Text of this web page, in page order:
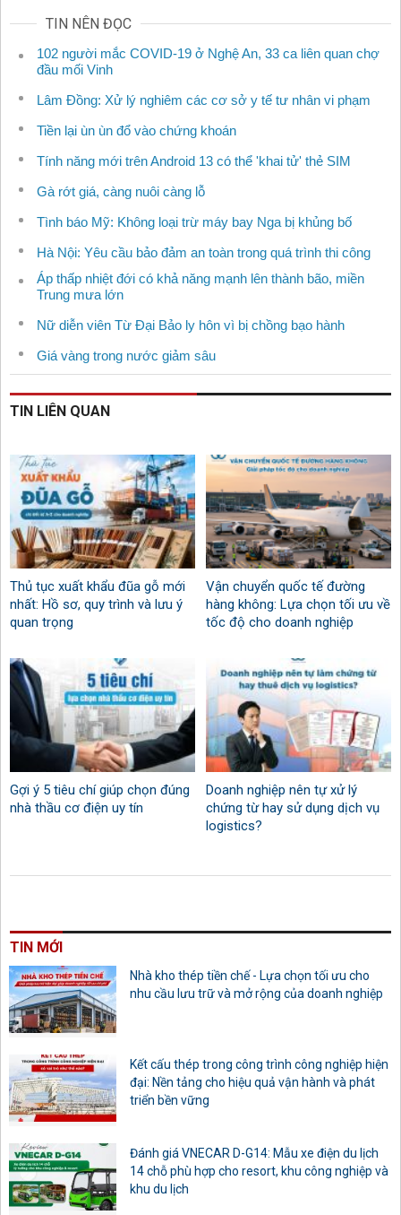
TIN NÊN ĐỌC
102 người mắc COVID-19 ở Nghệ An, 33 ca liên quan chợ
đầu mối Vinh
Lâm Đồng: Xử lý nghiêm các cơ sở y tế tư nhân vi phạm
Tiền lại ùn ùn đổ vào chứng khoán
Tính năng mới trên Android 13 có thể 'khai tử' thẻ SIM
Gà rớt giá, càng nuôi càng lỗ
Tình báo Mỹ: Không loại trừ máy bay Nga bị khủng bố
Hà Nội: Yêu cầu bảo đảm an toàn trong quá trình thi công
Áp thấp nhiệt đới có khả năng mạnh lên thành bão, miền
Trung mưa lớn
Nữ diễn viên Từ Đại Bảo ly hôn vì bị chồng bạo hành
Giá vàng trong nước giảm sâu
TIN LIÊN QUAN
Thủ tục xuất khẩu đũa gỗ mới
nhất: Hồ sơ, quy trình và lưu ý
quan trọng
Vận chuyển quốc tế đường
hàng không: Lựa chọn tối ưu về
tốc độ cho doanh nghiệp
Gợi ý 5 tiêu chí giúp chọn đúng
nhà thầu cơ điện uy tín
Doanh nghiệp nên tự xử lý
chứng từ hay sử dụng dịch vụ
logistics?
TIN MỚI
Nhà kho thép tiền chế - Lựa chọn tối ưu cho
nhu cầu lưu trữ và mở rộng của doanh nghiệp
Kết cấu thép trong công trình công nghiệp hiện
đại: Nền tảng cho hiệu quả vận hành và phát
triển bền vững
Đánh giá VNECAR D-G14: Mẫu xe điện du lịch
14 chỗ phù hợp cho resort, khu công nghiệp và
khu du lịch